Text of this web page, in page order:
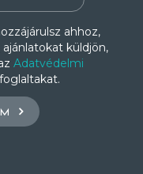
ahhoz,
küldjön,
Adatvédelmi
foglaltakat.